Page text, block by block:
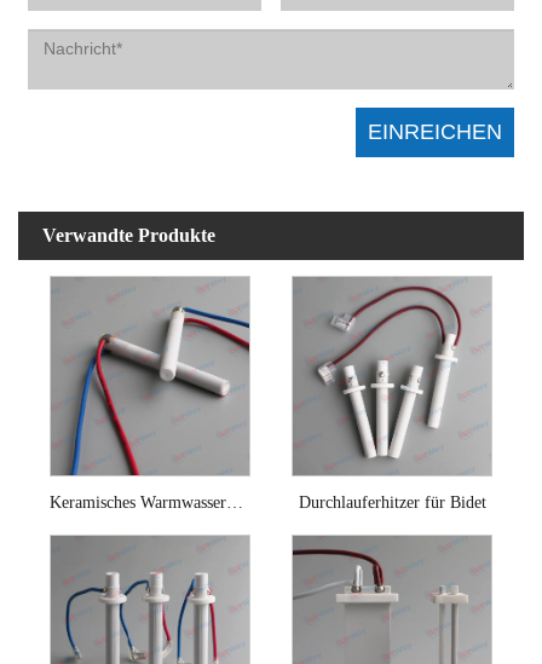
Verwandte Produkte
Keramisches Warmwasserbereiterelement für Toilettensitz Durchlauferhitzer für Bidet